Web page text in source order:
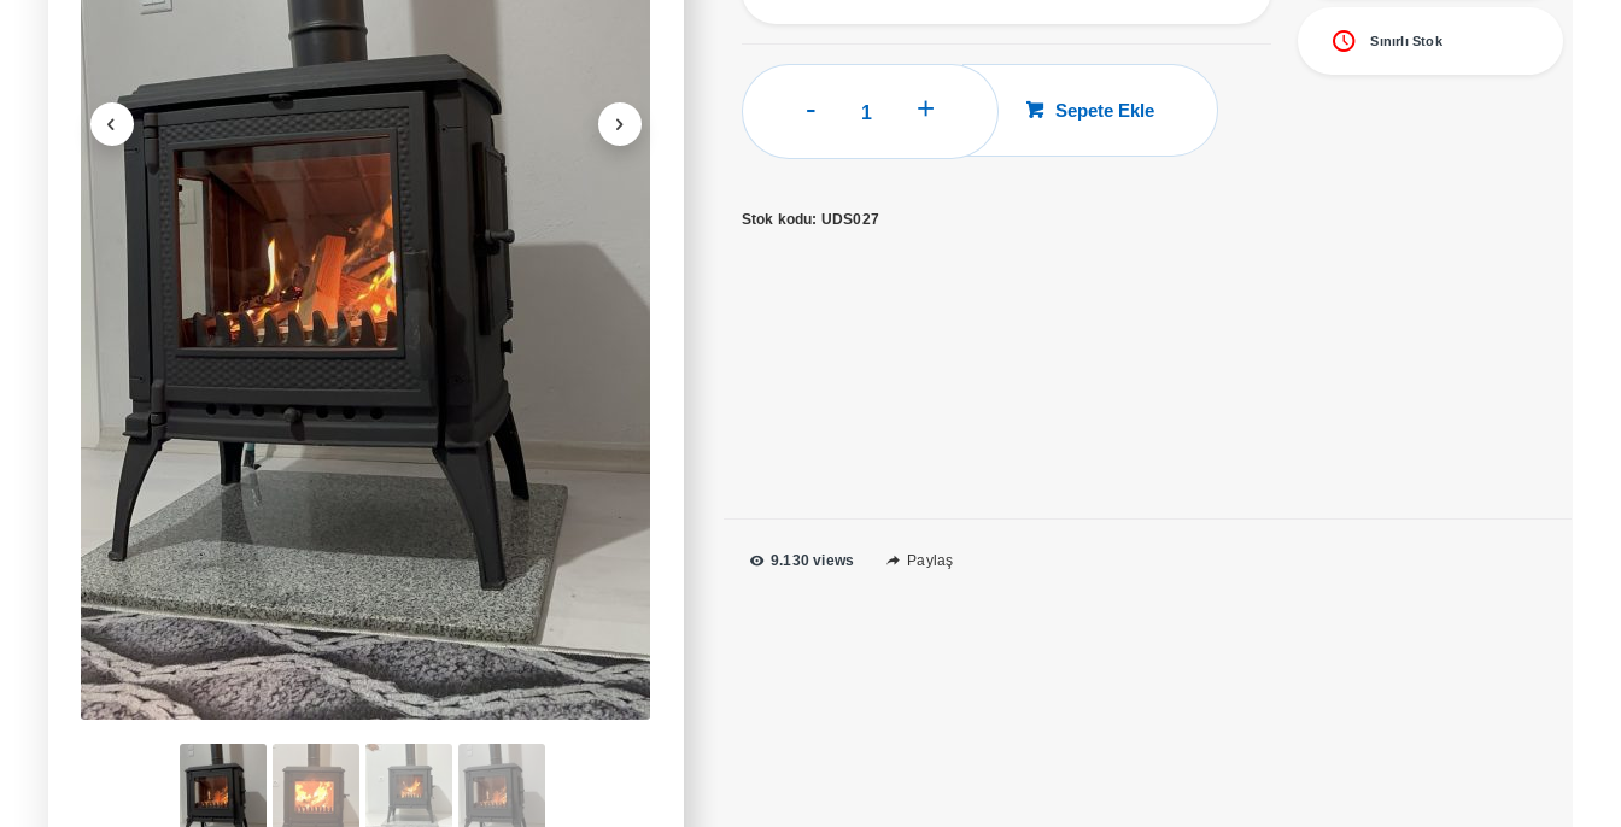
SEDEF
KAPAK
Sepete Ekle
Stok kodu: UDS027
Sınırlı Stok
9.130 views Paylaş